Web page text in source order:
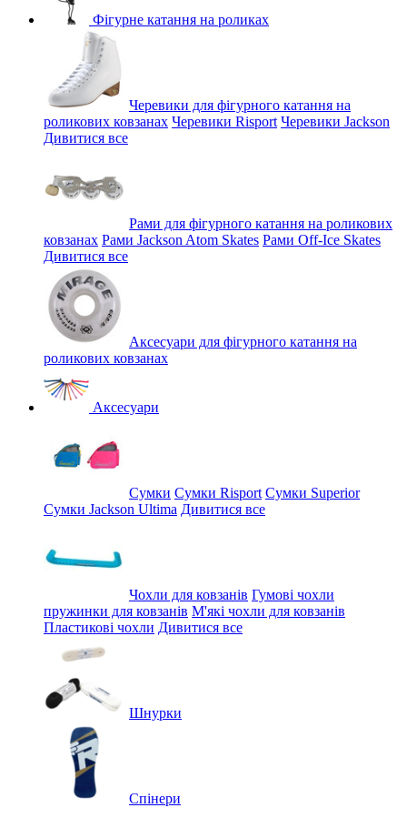
Фігурне катання на роликах
Черевики для фігурного катання на
роликових ковзанах Черевики Risport Черевики Jackson
Дивитися все
Рами для фігурного катання на роликових
ковзанах Рами Jackson Atom Skates Рами Off-Ice Skates
Дивитися все
Аксесуари для фігурного катання на
роликових ковзанах
Аксесуари
Сумки Сумки Risport Сумки Superior
Сумки Jackson Ultima Дивитися все
Чохли для ковзанів Гумові чохли
пружинки для ковзанів М'які чохли для ковзанів
Пластикові чохли Дивитися все
Шнурки
Спінери